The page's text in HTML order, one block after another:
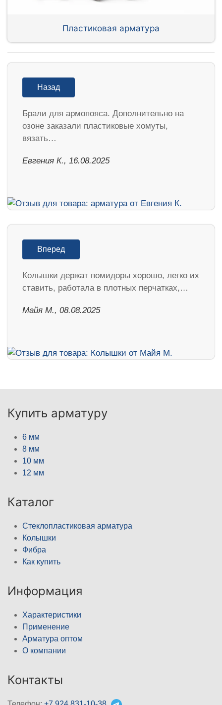
Пластиковая арматура
Назад
Брали для армопояса. Дополнительно на
озоне заказали пластиковые хомуты,
вязать…
Евгения К., 16.08.2025
Вперед
Колышки держат помидоры хорошо, легко их
ставить, работала в плотных перчатках,…
Майя М., 08.08.2025
Купить арматуру
6 мм
8 мм
10 мм
12 мм
Каталог
Стеклопластиковая арматура
Колышки
Фибра
Как купить
Информация
Характеристики
Применение
Арматура оптом
О компании
Контакты